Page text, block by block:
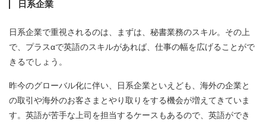
日系企業
日系企業で重視されるのは、まずは、秘書業務のスキル。その上
で、プラスαで英語のスキルがあれば、仕事の幅を広げることがで
きるでしょう。
昨今のグローバル化に伴い、日系企業といえども、海外の企業と
の取引や海外のお客さまとやり取りをする機会が増えてきていま
す。英語が苦手な上司を担当するケースもあるので、英語ができ